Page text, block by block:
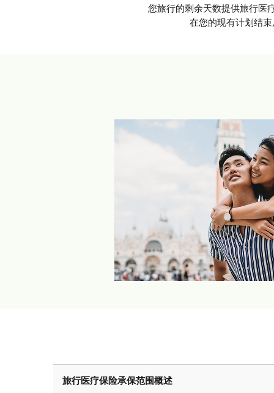
您旅行的剩余天数提供旅行医
在您的现有计划结
旅行医疗保险承保范围概述